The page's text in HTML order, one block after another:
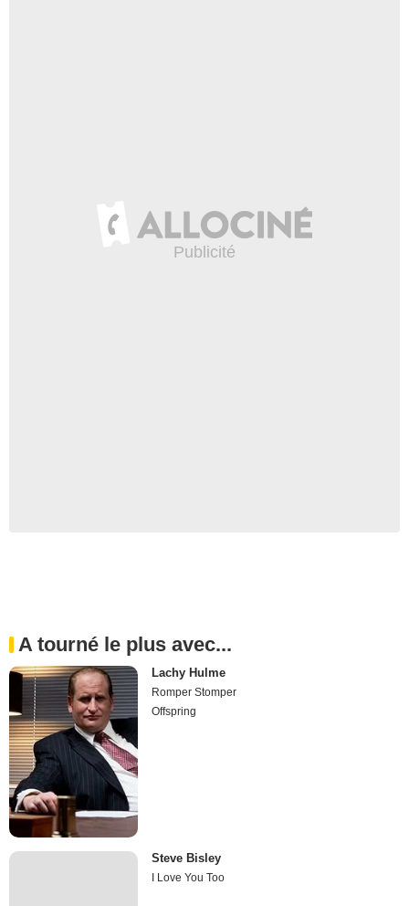
A tourné le plus avec...
Lachy Hulme
Romper Stomper
Offspring
Steve Bisley
I Love You Too